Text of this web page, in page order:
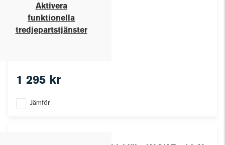
Aktivera
funktionella
tredjepartstjänster
1 295 kr
Jämför